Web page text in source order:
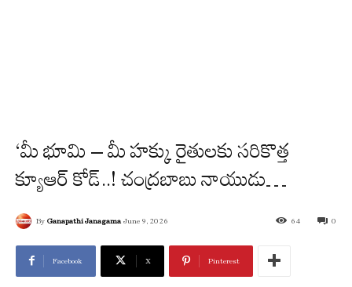
‘మీ భూమి – మీ హక్కు రైతులకు సరికొత్త
క్యూఆర్ కోడ్..! చంద్ర‌బాబు నాయుడు…
By Ganapathi Janagama June 9, 2026 0
64
Facebook X Pinterest